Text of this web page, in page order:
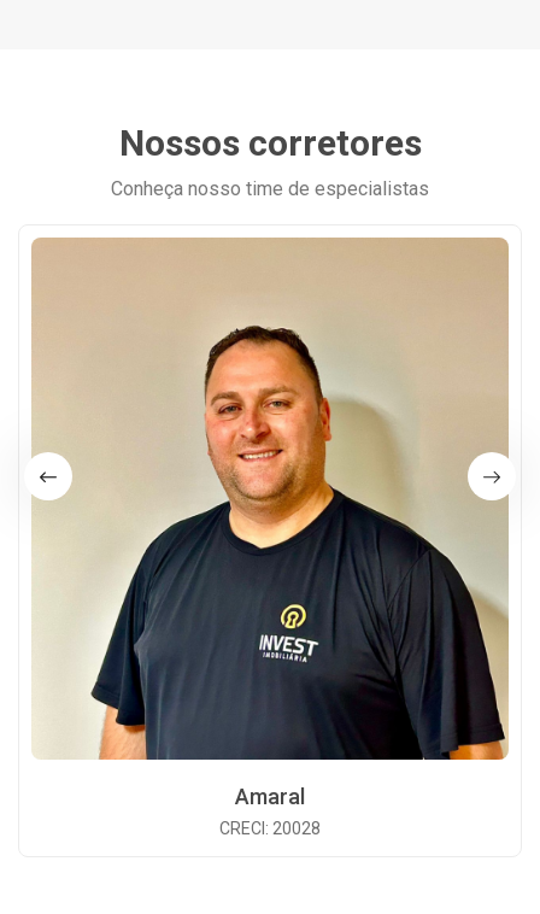
Nossos corretores
Conheça nosso time de especialistas
Amaral
CRECI: 20028